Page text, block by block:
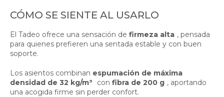
CÓMO SE SIENTE AL USARLO
El Tadeo ofrece una sensación de firmeza alta , pensada
para quienes prefieren una sentada estable y con buen
soporte.
Los asientos combinan espumación de máxima
densidad de 32 kg/m³
con fibra de 200 g , aportando
una acogida firme sin perder confort.